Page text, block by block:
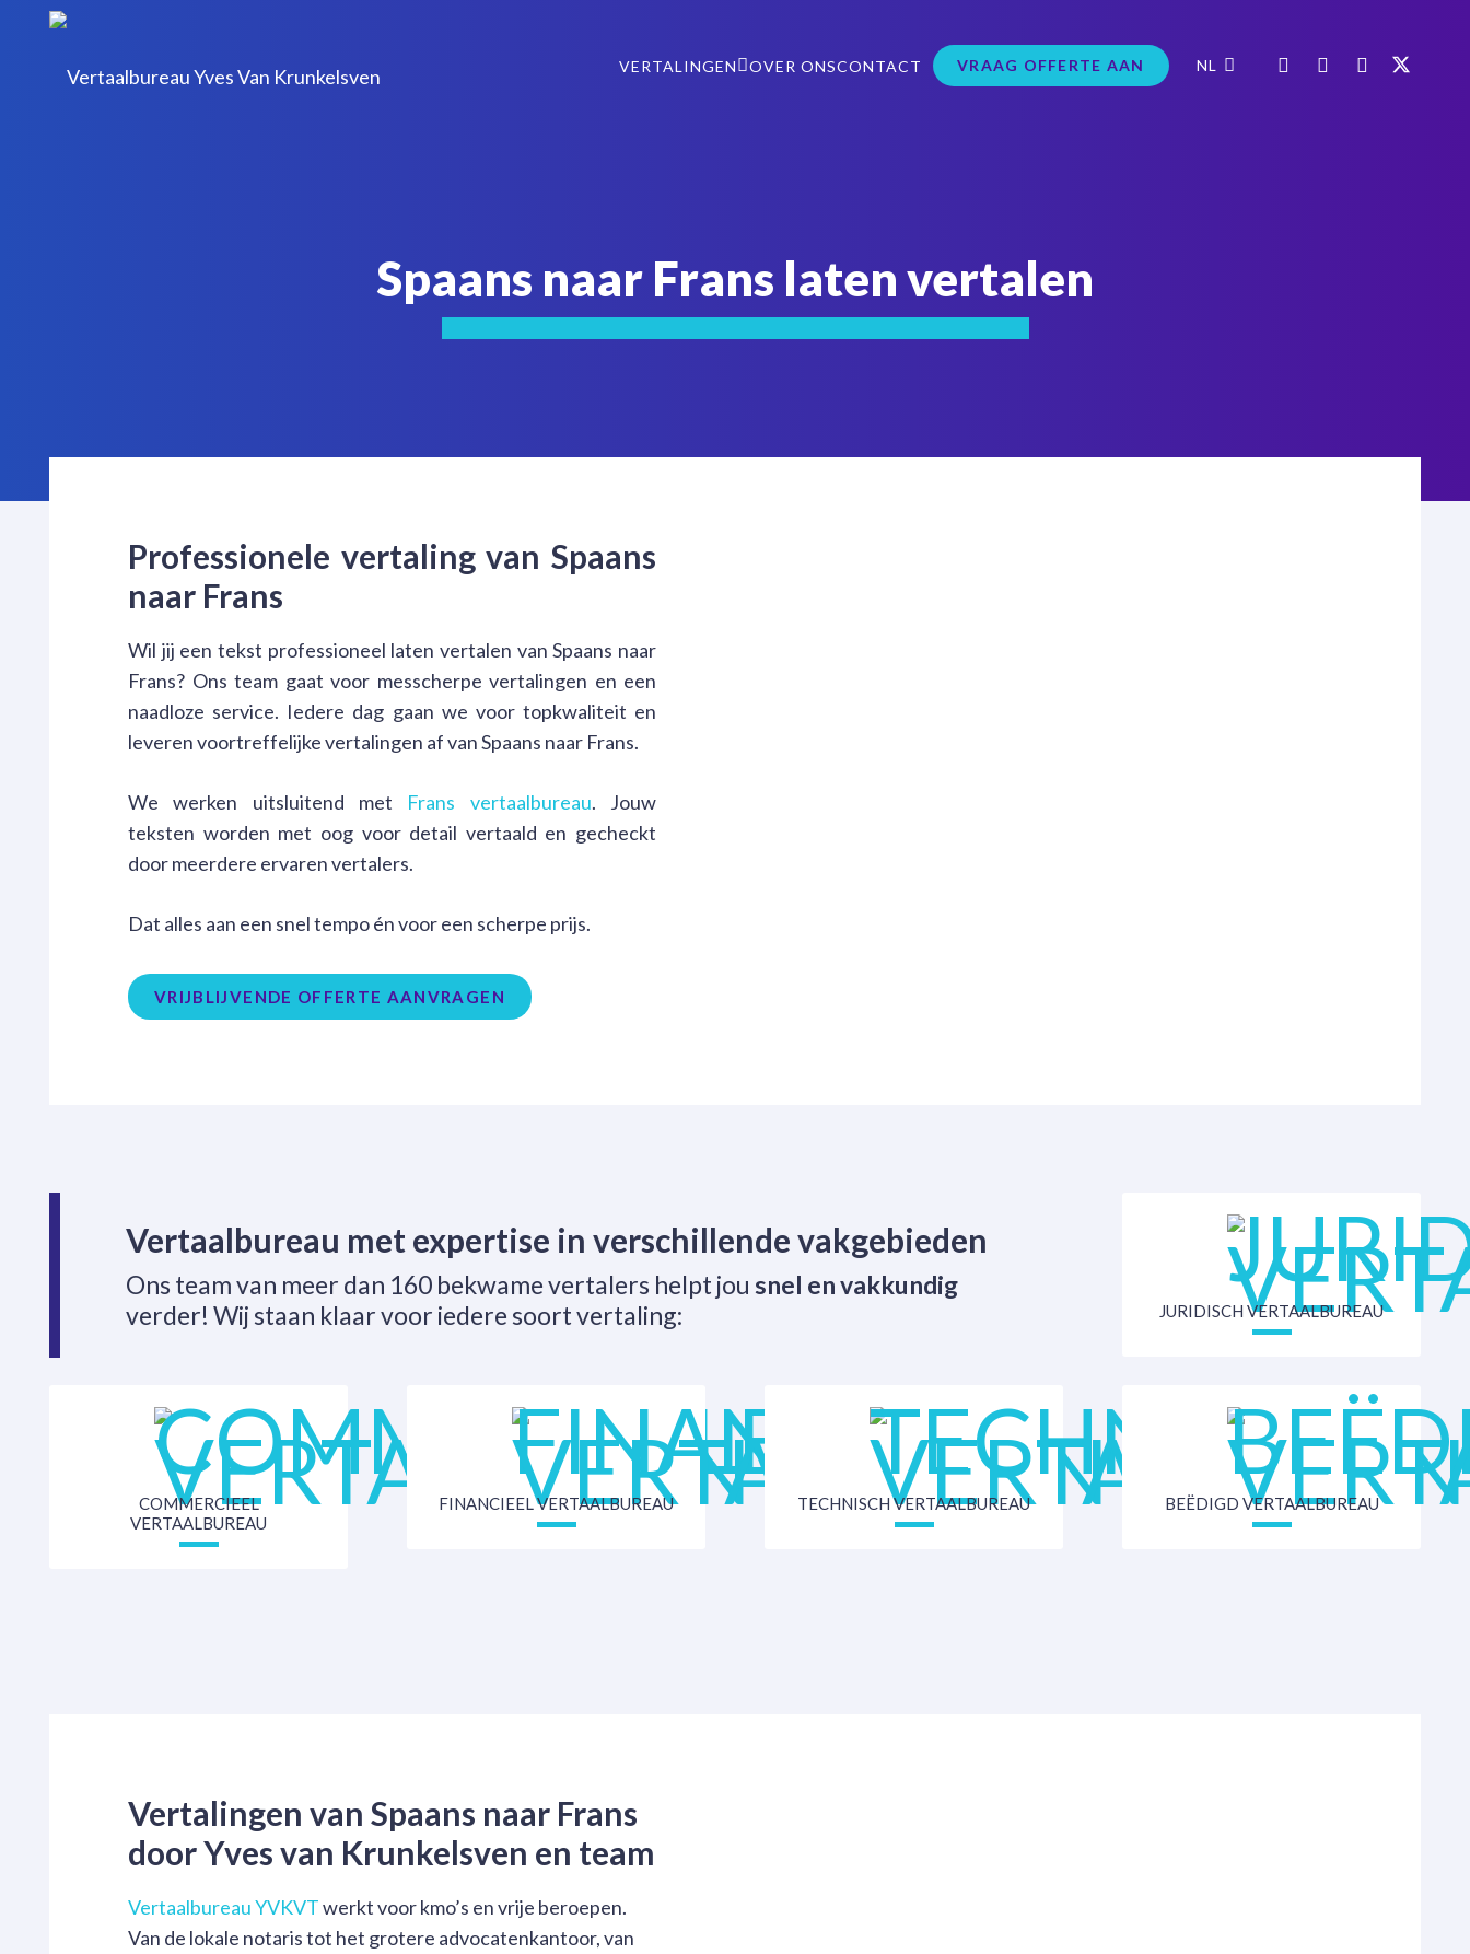
VERTALINGEN OVER ONSCONTACT VRAAG OFFERTE AAN NL
Spaans naar Frans laten vertalen
Professionele vertaling van Spaans
naar Frans
Wil jij een tekst professioneel laten vertalen van Spaans naar
Frans? Ons team gaat voor messcherpe vertalingen en een
naadloze service. Iedere dag gaan we voor topkwaliteit en
leveren voortreffelijke vertalingen af van Spaans naar Frans.
We werken uitsluitend met Frans vertaalbureau. Jouw
teksten worden met oog voor detail vertaald en gecheckt
door meerdere ervaren vertalers.
Dat alles aan een snel tempo én voor een scherpe prijs.
VRIJBLIJVENDE OFFERTE AANVRAGEN
Vertaalbureau met expertise in verschillende vakgebieden
Ons team van meer dan 160 bekwame vertalers helpt jou snel en vakkundig
verder! Wij staan klaar voor iedere soort vertaling:
JURIDISCH VERTAALBUREAU
COMMERCIEEL
VERTAALBUREAU
FINANCIEEL VERTAALBUREAU TECHNISCH VERTAALBUREAU BEËDIGD VERTAALBUREAU
Vertalingen van Spaans naar Frans
door Yves van Krunkelsven en team
Vertaalbureau YVKVTwerkt voor kmo’s en vrije beroepen.
Van de lokale notaris tot het grotere advocatenkantoor, van